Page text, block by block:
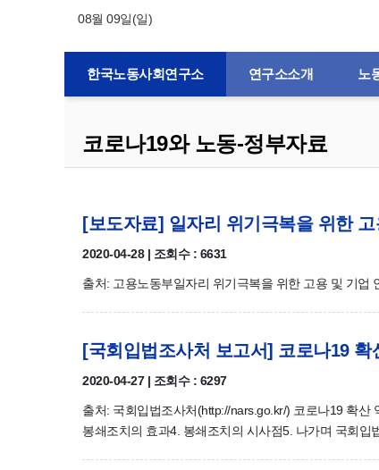
08월 09일(일)
한국노동사회연구소 연구소소개 노
코로나19와 노동-정부자료
[보도자료] 일자리 위기극복을 위한
2020-04-28 | 조회수 : 6631
출처: 고용노동부일자리 위기극복을 위한 고용 및 기업
[국회입법조사처 보고서] 코로나19
2020-04-27 | 조회수 : 6297
출처: 국회입법조사처(http://nars.go.kr/) 코로나19 확산
봉쇄조치의 효과4. 봉쇄조치의 시사점5. 나가며 국회